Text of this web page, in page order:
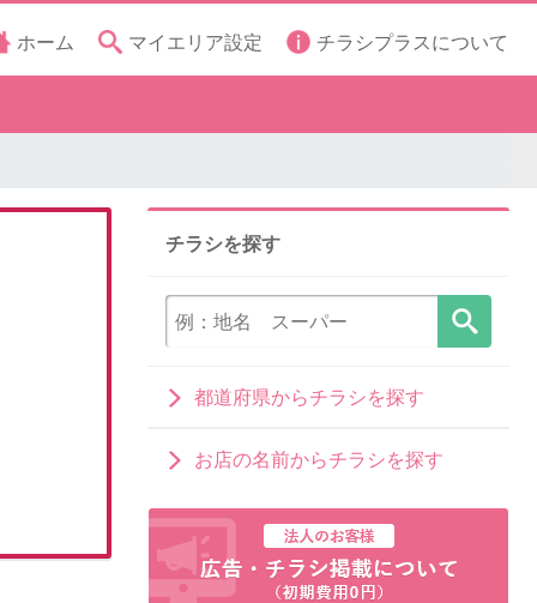
ホーム マイエリア設定 チラシプラスについて
チラシを探す
都道府県からチラシを探す
お店の名前からチラシを探す